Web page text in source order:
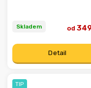
Skladem od
Detail
TIP